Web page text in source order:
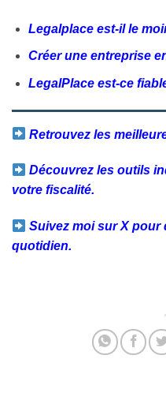
Legalplace est-il le
Créer une entreprise
LegalPlace est-ce
Retrouvez les
Découvrez les outils
votre fiscalité.
Suivez moi sur X pour
quotidien.